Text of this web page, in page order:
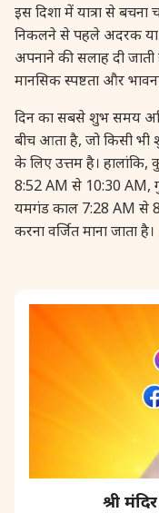
28 August, 2026
29 August, 2026
31 August, 2026
31 August, 2026
31 August, 2026
इस दिशा में यात्रा से बचना
निकलने से पहले अदरक या
अपनाने की सलाह दी
मानसिक स्पष्टता और
दिन का सबसे शुभ समय
बीच आता है, जो किसी
के लिए उत्तम है।
8:52 AM से 10:30
यमगंड काल 7:28 AM से
करना वर्जित माना जाता है।
श्री